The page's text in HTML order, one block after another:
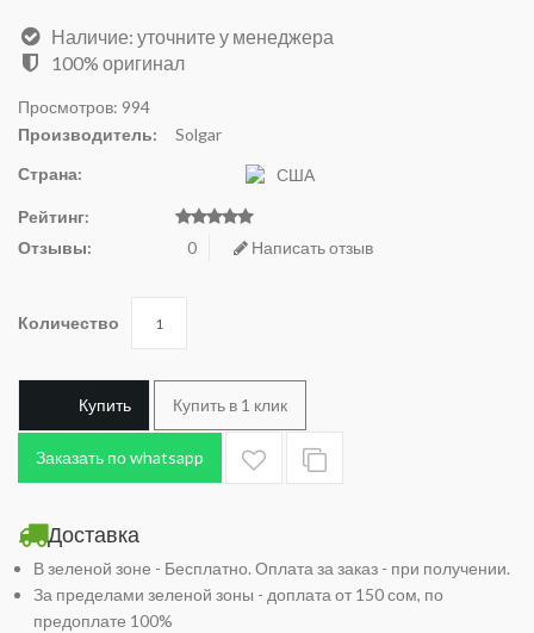
Наличие: уточните у менеджера
100% оригинал
Просмотров: 994
Производитель:
Solgar
Страна:
США
Рейтинг:
Отзывы:
0 Написать отзыв
Количество
Купить Купить в 1 клик
Заказать по whatsapp
Доставка
В зеленой зоне - Бесплатно. Оплата за заказ - при получении.
За пределами зеленой зоны - доплата от 150 сом, по
предоплате 100%